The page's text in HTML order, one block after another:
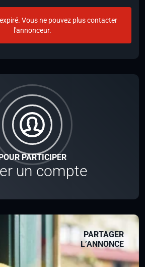
PARTICIPER
un compte
PARTAGER
L’ANNONCE
Vous ne pouvez plus contacter
l'annonceur.